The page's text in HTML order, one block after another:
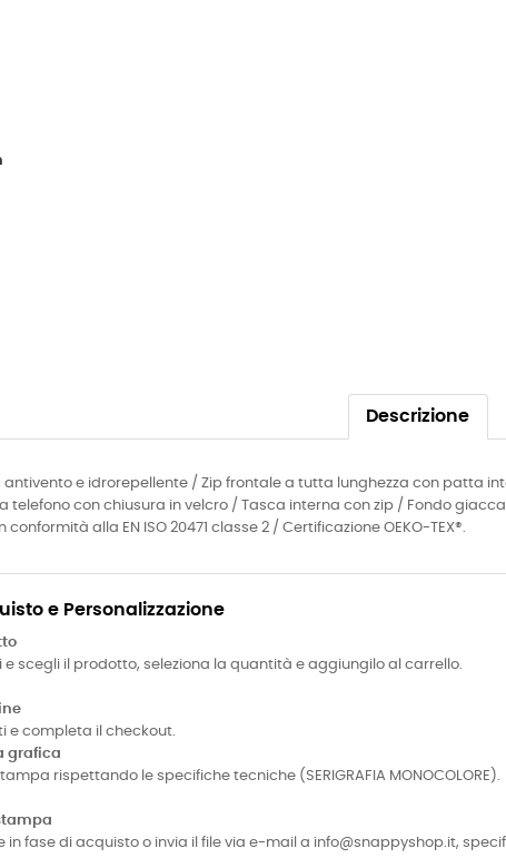
Descrizione
antivento e idrorepellente / Zip frontale a tutta lunghezza con patta
telefono con chiusura in velcro / Tasca interna con zip / Fondo
alla EN ISO 20471 classe 2 / Certificazione OEKO-TEX®.
e Personalizzazione
e scegli il prodotto, seleziona la quantità e aggiungilo al carrello.
e completa il checkout.
grafica
rispettando le specifiche tecniche (SERIGRAFIA MONOCOLORE).
in fase di acquisto o invia il file via e-mail a info@snappyshop.it,